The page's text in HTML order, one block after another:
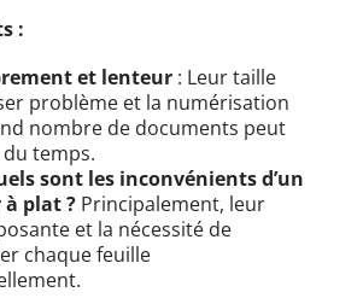
:
et lenteur : Leur taille
problème et la numérisation
nombre de documents peut
temps.
sont les inconvénients d’un
à plat ? Principalement, leur
et la nécessité de
chaque feuille